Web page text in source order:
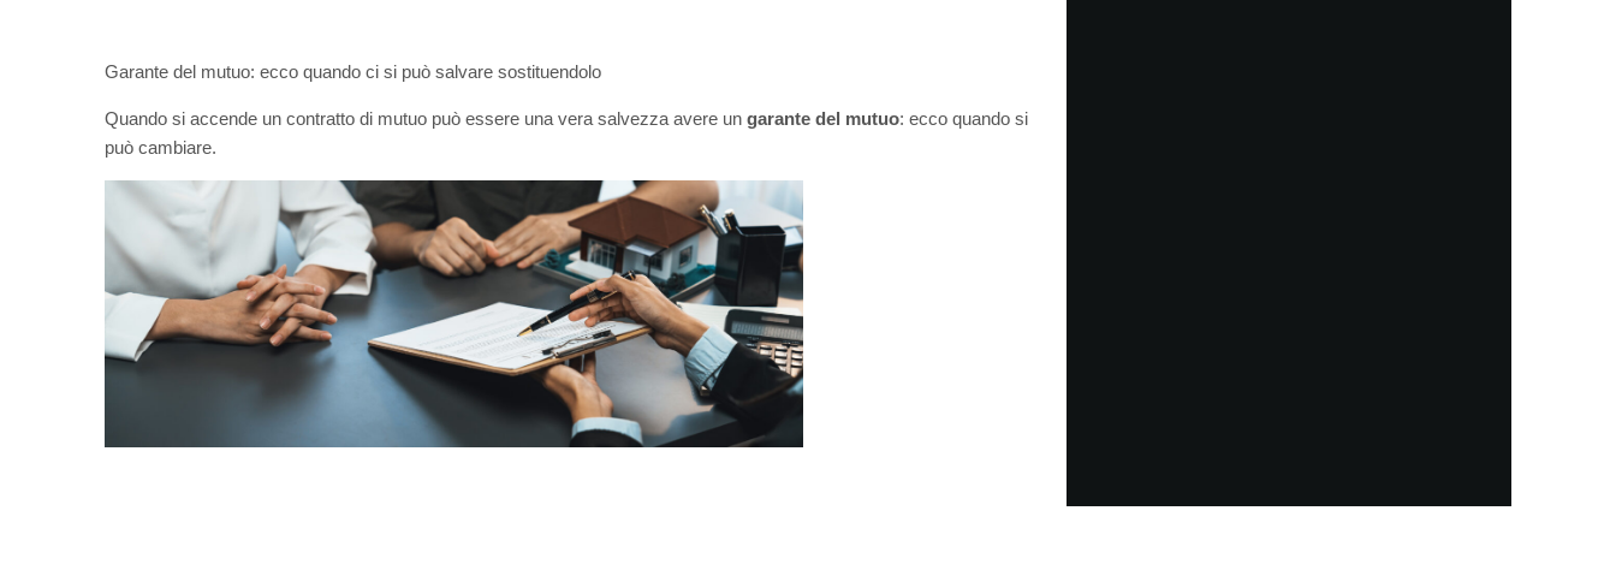
Garante del mutuo: ecco quando ci si può salvare sostituendolo
Quando si accende un contratto di mutuo può essere una vera salvezza avere un garante del mutuo: ecco quando si
può cambiare.